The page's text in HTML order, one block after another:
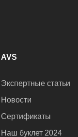
AVS
Экспертные статьи
Новости
Сертификаты
Наш буклет 2024